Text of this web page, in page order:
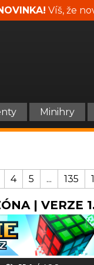
Víš, že
Minihry
4 5 ... 135
| VERZE